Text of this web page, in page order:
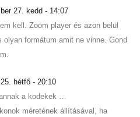
27. kedd - 14:07
kell. Zoom player és azon belül
olyan formátum amit ne vinne. Gond
hétfő - 20:10
a kodekek …
méretének állításával, ha